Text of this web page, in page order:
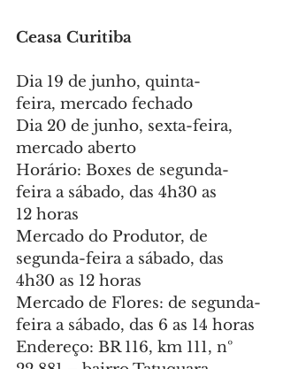
Ceasa Curitiba
Dia 19 de junho, quinta-
feira, mercado fechado
Dia 20 de junho, sexta-feira,
mercado aberto
Horário: Boxes de segunda-
feira a sábado, das 4h30 as
12 horas
Mercado do Produtor, de
segunda-feira a sábado, das
4h30 as 12 horas
Mercado de Flores: de segunda-
feira a sábado, das 6 as 14 horas
Endereço: BR 116, km 111, nº